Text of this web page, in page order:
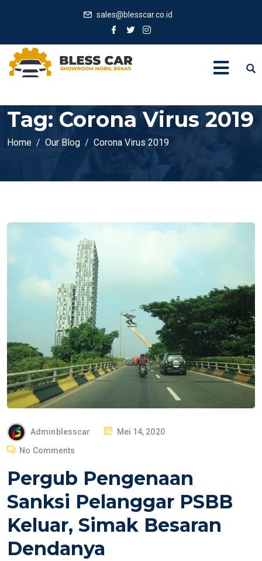
sales@blesscar.co.id
Tag: Corona Virus 2019
Home Our Blog Corona Virus 2019
Adminblesscar
P
T
O
Mei 14, 2020
No Comments
Pergub Pengenaan
Sanksi Pelanggar PSBB
Keluar, Simak Besaran
Dendanya